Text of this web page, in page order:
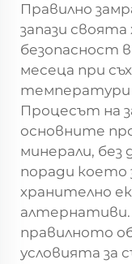
Правилно
запази
безопасност
месеца при
температури
Процесът на
основните
минерали, без
поради което
хранително
правилното
условията за